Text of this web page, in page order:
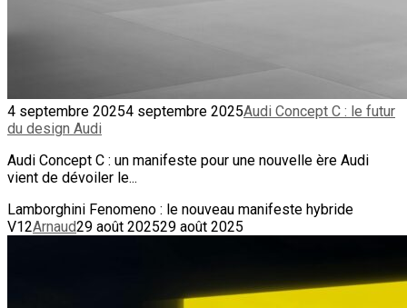
4 septembre 20254 septembre 2025Audi Concept C : le futur
du design Audi
Audi Concept C : un manifeste pour une nouvelle ère Audi
vient de dévoiler le...
Lamborghini Fenomeno : le nouveau manifeste hybride
V12Arnaud29 août 202529 août 2025